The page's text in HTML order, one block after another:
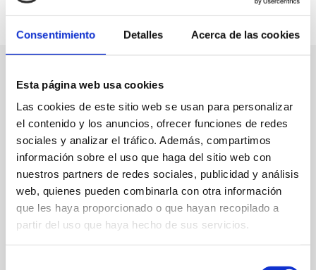
Consentimiento Detalles Acerca de las cookies
Esta página web usa cookies
Las cookies de este sitio web se usan para personalizar
el contenido y los anuncios, ofrecer funciones de redes
sociales y analizar el tráfico. Además, compartimos
información sobre el uso que haga del sitio web con
nuestros partners de redes sociales, publicidad y análisis
web, quienes pueden combinarla con otra información
que les haya proporcionado o que hayan recopilado a
partir del uso que haya hecho de sus servicios.